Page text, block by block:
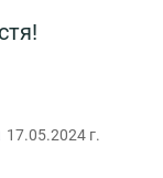
17.05.2024 г.